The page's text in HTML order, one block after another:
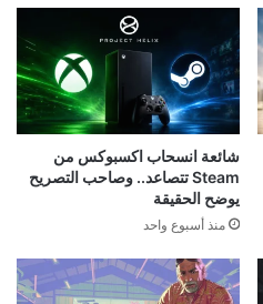
شائعة انسحاب اكسبوكس من
Steam تتصاعد.. وصاحب التصريح
يوضح الحقيقة
منذ أسبوع واحد